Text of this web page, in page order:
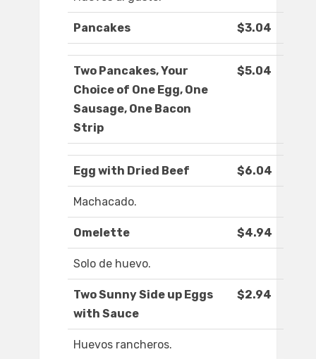
Pancakes $3.04
Two Pancakes, Your
Choice of One Egg, One
Sausage, One Bacon
Strip
$5.04
Egg with Dried Beef $6.04
Machacado.
Omelette $4.94
Solo de huevo.
Two Sunny Side up Eggs
with Sauce
$2.94
Huevos rancheros.